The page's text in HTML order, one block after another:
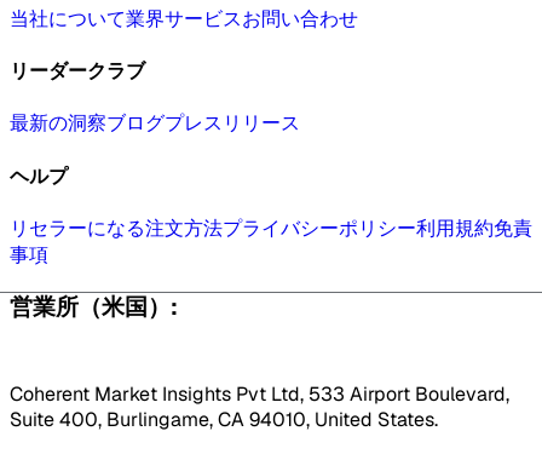
当社について業界サービスお問い合わせ
リーダークラブ
最新の洞察ブログプレスリリース
ヘルプ
リセラーになる注文方法プライバシーポリシー利用規約免責
事項
営業所（米国）:
Coherent Market Insights Pvt Ltd, 533 Airport Boulevard,
Suite 400, Burlingame, CA 94010, United States.